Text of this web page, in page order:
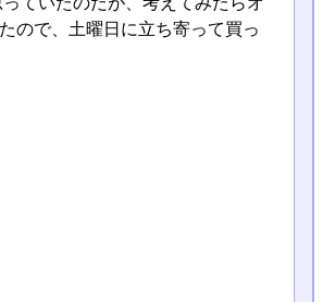
ので、土曜日に立ち寄って買っ